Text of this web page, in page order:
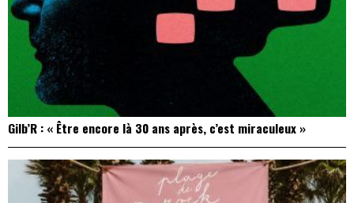
Gilb’R : « Être encore là 30 ans après, c’est miraculeux »